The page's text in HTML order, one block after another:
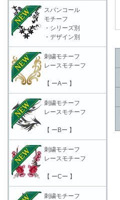
スパンコール
モチーフ
・シリーズ別
・デザイン別
刺繍モチーフ
レースモチーフ
【 ーAー 】
刺繍モチーフ
レースモチーフ
【 ーBー 】
刺繍モチーフ
レースモチーフ
【 ーCー 】
刺繍モチーフ